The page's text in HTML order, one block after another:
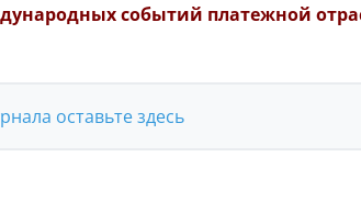
событий платежной
оставьте здесь